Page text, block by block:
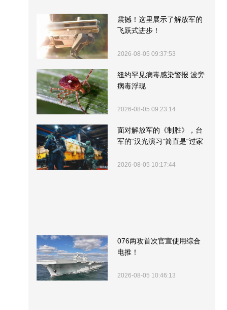
震撼！这里展示了解放军的
飞跃式进步！
2026-08-05 09:37:53
纽约罕见病毒感染警报 波旁
病毒浮现
2026-08-05 09:23:14
面对解放军的《制胜》，台
军的“汉光演习”简直是“过家
2026-08-05 10:17:44
076两攻首次官宣使用综合
电推！
2026-08-05 10:46:13